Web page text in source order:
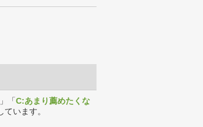
」「C:あまり薦めたくな
います。